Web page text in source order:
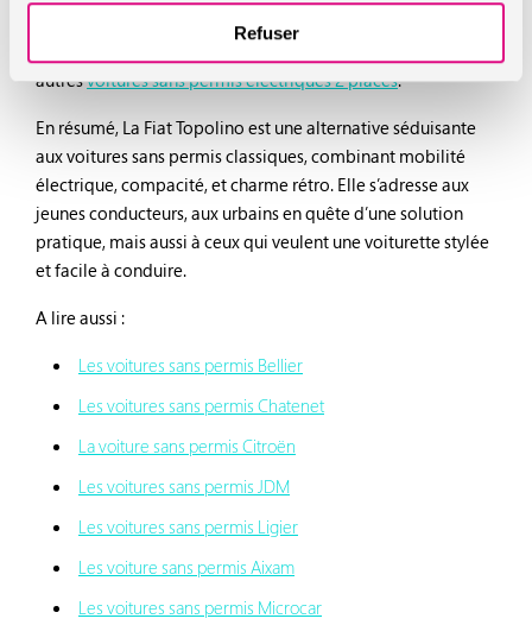
Refuser
Malgré ces points, la Fiat Topolino est appréciée pour son
autresvoitures sans permis électriques 2 places.
En résumé, La Fiat Topolino est une alternative séduisante
aux voitures sans permis classiques, combinant mobilité
électrique, compacité, et charme rétro. Elle s’adresse aux
jeunes conducteurs, aux urbains en quête d’une solution
pratique, mais aussi à ceux qui veulent une voiturette stylée
et facile à conduire.
A lire aussi :
Les voitures sans permis Bellier
Les voitures sans permis Chatenet
La voiture sans permis Citroën
Les voitures sans permis JDM
Les voitures sans permis Ligier
Les voiture sans permis Aixam
Les voitures sans permis Microcar